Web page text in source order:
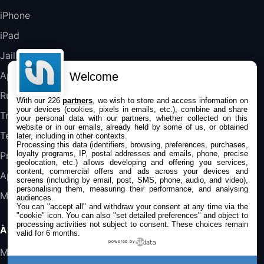
357,4€
Jeu FIFA 20 sur PC (code à télécharger)
45,98€57,99€Rue Du Commerce (Vendeur Tiers)
iPhone
iPad
Jailbreak
Applications
Rumeurs
Trucs & astuces
Tests
Promos
Apple
Mac
À PROPOS
Mentions légales
Welcome
With our 226partners , we wish to store and access information on
your devices (cookies, pixels in emails, etc.), combine and share
your personal data with our partners, whether collected on this
website or in our emails, already held by some of us, or obtained
later, including in other contexts.
Processing this data (identifiers, browsing, preferences, purchases,
loyalty programs, IP, postal addresses and emails, phone, precise
geolocation, etc.) allows developing and offering you services,
content, commercial offers and ads across your devices and
screens (including by email, post, SMS, phone, audio, and video),
personalising them, measuring their performance, and analysing
audiences.
You can "accept all" and withdraw your consent at any time via the
"cookie" icon. You can also "set detailed preferences" and object to
processing activities not subject to consent. These choices remain
valid for 6 months.
powered by